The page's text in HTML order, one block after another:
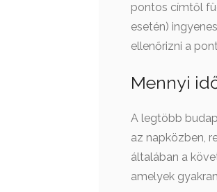
pontos címtől
esetén)
ellenőrizni a
Mennyi
A legtöbb
az napközben,
általában a
amelyek